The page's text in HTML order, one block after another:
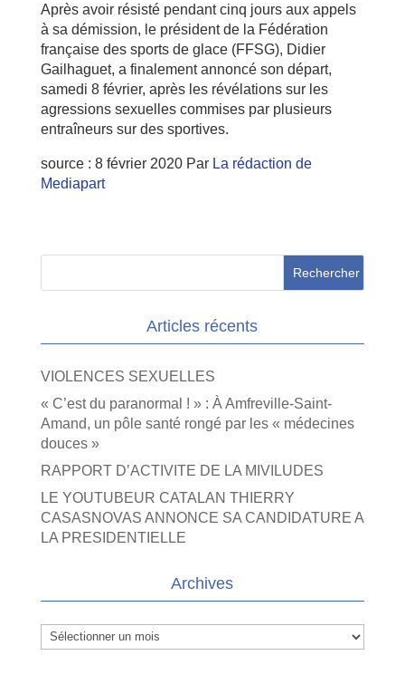
Après avoir résisté pendant cinq jours aux appels
à sa démission, le président de la Fédération
française des sports de glace (FFSG), Didier
Gailhaguet, a finalement annoncé son départ,
samedi 8 février, après les révélations sur les
agressions sexuelles commises par plusieurs
entraîneurs sur des sportives.
source : 8 février 2020Par La rédaction de
Mediapart
Articles récents
VIOLENCES SEXUELLES
« C’est du paranormal ! » : À Amfreville-Saint-
Amand, un pôle santé rongé par les « médecines
douces »
RAPPORT D’ACTIVITE DE LA MIVILUDES
LE YOUTUBEUR CATALAN THIERRY
CASASNOVAS ANNONCE SA CANDIDATURE A
LA PRESIDENTIELLE
Archives
Archives